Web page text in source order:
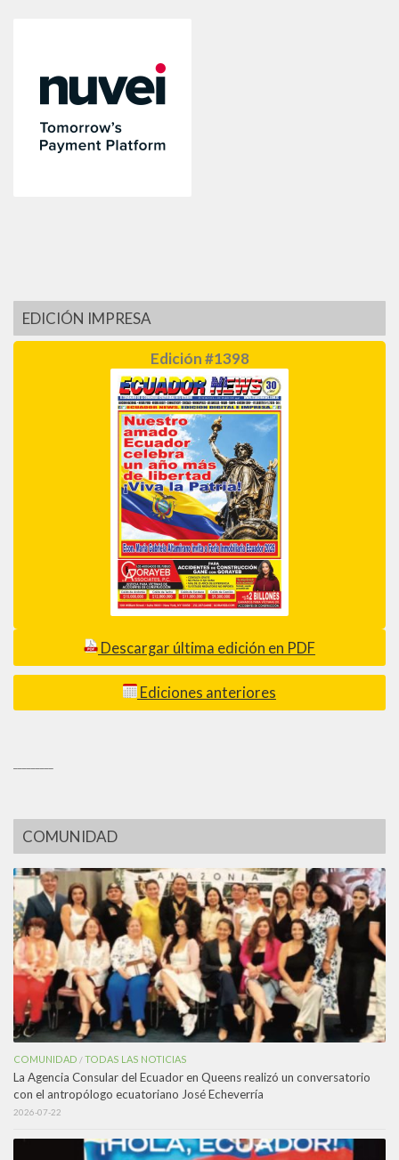
EDICIÓN IMPRESA
Edición #1398
Descargar última edición en PDF
Ediciones anteriores
COMUNIDAD
COMUNIDAD /TODAS LAS NOTICIAS
La Agencia Consular del Ecuador en Queens realizó un conversatorio
con el antropólogo ecuatoriano José Echeverría
2026-07-22